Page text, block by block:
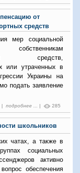
от
средств
мер социальной
собственникам
средств,
или утраченных в
Украины на
подать заявление
| подробнее ... | 285
школьников
чатах, а также в
социальных
активно
обеспечения